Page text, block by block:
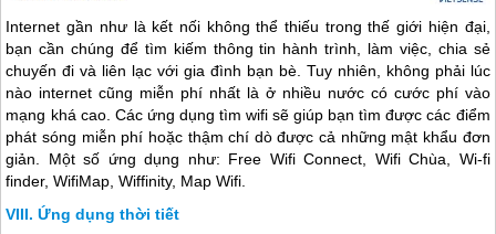
Internet gần như là kết nối không thể thiếu trong thế giới hiện đại,
bạn cần chúng để tìm kiếm thông tin hành trình, làm việc, chia sẻ
chuyến đi và liên lạc với gia đình bạn bè. Tuy nhiên, không phải lúc
nào internet cũng miễn phí nhất là ở nhiều nước có cước phí vào
mạng khá cao. Các ứng dụng tìm wifi sẽ giúp bạn tìm được các điểm
phát sóng miễn phí hoặc thậm chí dò được cả những mật khẩu đơn
giản. Một số ứng dụng như: Free Wifi Connect, Wifi Chùa, Wi-fi
finder, WifiMap, Wiffinity, Map Wifi.
Ứng dụng thời tiết